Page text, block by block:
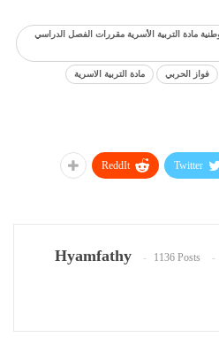
مادة التربية الأسرية مقررات الفصل الدراسي
فواز الحربي مادة التربية الاسرية
Twitter
ReddIt
Hyamfathy 1136 Posts